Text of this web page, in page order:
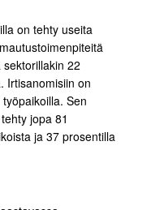
on tehty useita
22
Irtisanomisiin on
Sen
jopa 81
ja 37 prosentilla